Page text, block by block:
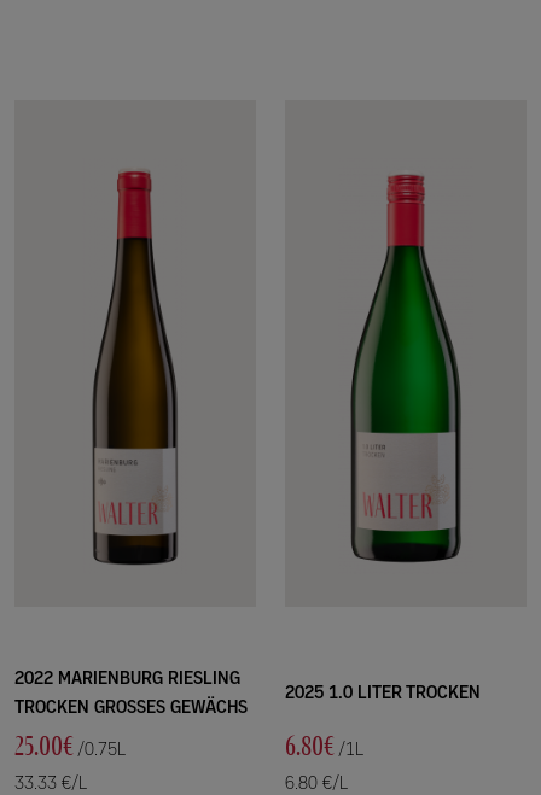
2022 MARIENBURG RIESLING
TROCKEN GROSSES GEWÄCHS
25.00€ /0.75L
33.33 €/L
2025 1.0 LITER TROCKEN
6.80€ /1L
6.80 €/L